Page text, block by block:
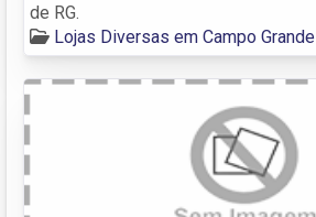
de RG.
Lojas Diversas em Campo Grande